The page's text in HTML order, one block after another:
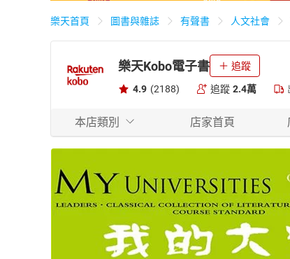
樂天首頁 圖書與雜誌 有聲書 人文社會
樂天Kobo電子書 追蹤
4.9 (2188) 追蹤 2.4萬
本店類別 店家首頁